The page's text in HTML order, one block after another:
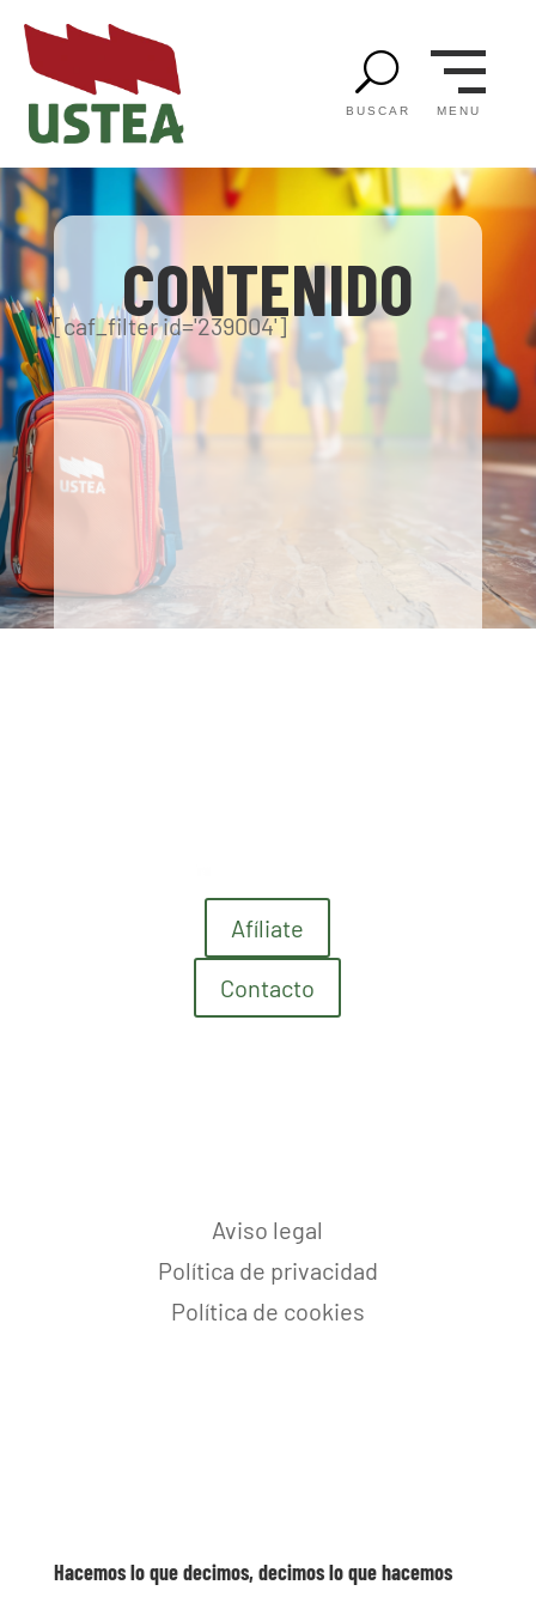
U
BUSCAR MENU
CONTENIDO
[caf_filter id='239004']
Afíliate
Contacto
Aviso legal
Política de privacidad
Política de cookies
Hacemos lo que decimos, decimos lo que hacemos